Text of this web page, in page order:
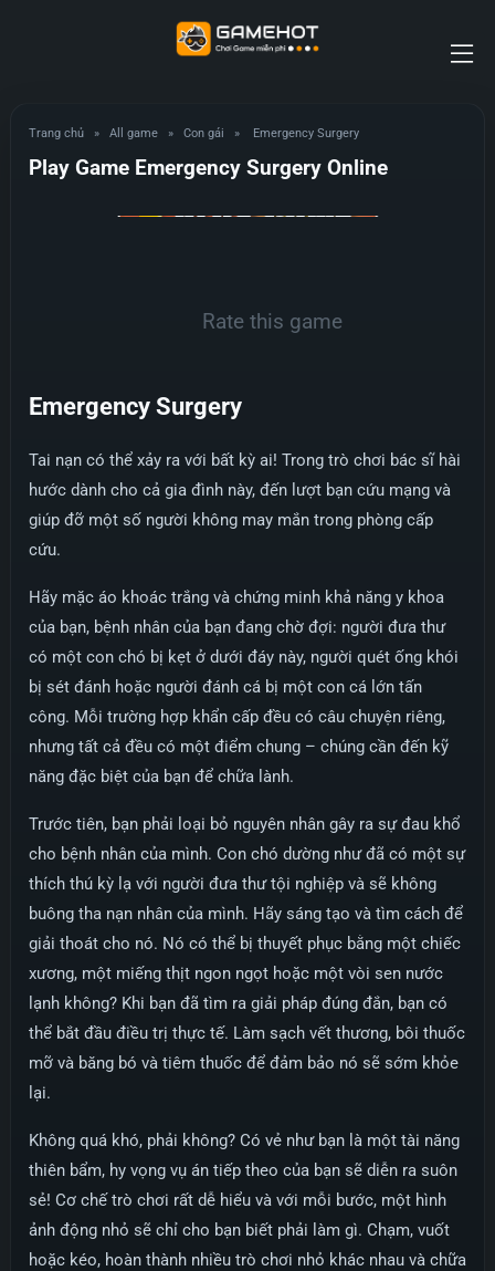
Trang chủ » All game » Con gái » Emergency Surgery
Play Game Emergency Surgery Online
Rate this game
Emergency Surgery
Tai nạn có thể xảy ra với bất kỳ ai! Trong trò chơi bác sĩ hài
hước dành cho cả gia đình này, đến lượt bạn cứu mạng và
giúp đỡ một số người không may mắn trong phòng cấp
cứu.
Hãy mặc áo khoác trắng và chứng minh khả năng y khoa
của bạn, bệnh nhân của bạn đang chờ đợi: người đưa thư
có một con chó bị kẹt ở dưới đáy này, người quét ống khói
bị sét đánh hoặc người đánh cá bị một con cá lớn tấn
công. Mỗi trường hợp khẩn cấp đều có câu chuyện riêng,
nhưng tất cả đều có một điểm chung – chúng cần đến kỹ
năng đặc biệt của bạn để chữa lành.
Trước tiên, bạn phải loại bỏ nguyên nhân gây ra sự đau khổ
cho bệnh nhân của mình. Con chó dường như đã có một sự
thích thú kỳ lạ với người đưa thư tội nghiệp và sẽ không
buông tha nạn nhân của mình. Hãy sáng tạo và tìm cách để
giải thoát cho nó. Nó có thể bị thuyết phục bằng một chiếc
xương, một miếng thịt ngon ngọt hoặc một vòi sen nước
lạnh không? Khi bạn đã tìm ra giải pháp đúng đắn, bạn có
thể bắt đầu điều trị thực tế. Làm sạch vết thương, bôi thuốc
mỡ và băng bó và tiêm thuốc để đảm bảo nó sẽ sớm khỏe
lại.
Không quá khó, phải không? Có vẻ như bạn là một tài năng
thiên bẩm, hy vọng vụ án tiếp theo của bạn sẽ diễn ra suôn
sẻ! Cơ chế trò chơi rất dễ hiểu và với mỗi bước, một hình
ảnh động nhỏ sẽ chỉ cho bạn biết phải làm gì. Chạm, vuốt
hoặc kéo, hoàn thành nhiều trò chơi nhỏ khác nhau và chữa